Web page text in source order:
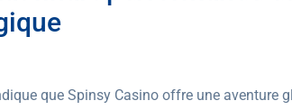
que Spinsy Casino offre une aventure